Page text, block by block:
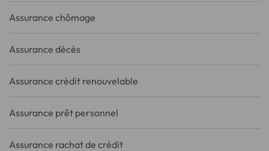
Assurance chômage
Assurance décès
Assurance crédit renouvelable
Assurance prêt personnel
Assurance rachat de crédit